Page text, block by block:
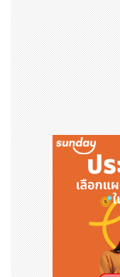
เกี่ยวกับโครว์ลีย์
โครว์ลีย์ (Crowley)
ของและดำเนินการด้
สติกส์ โดยให้บริการ
ต่อปีกว่า 3.4 พันล้าน
อยู่ในกองเรือโจนส์
7,000 คนในทั่วโลก ซึ่
าติสหรัฐมากกว่าบริ
พันล้านดอลลาร์ในด้า
ลังของการค้าและระ
เนินการเรือและผู้ให้
มานานกว่า 130 ปี ป